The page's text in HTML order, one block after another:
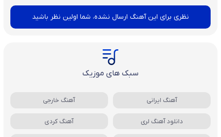
نظری برای این آهنگ ارسال نشده، شما اولین نظر باشید
سبک های موزیک
آهنگ ایرانی آهنگ خارجی
دانلود آهنگ لری آهنگ کردی